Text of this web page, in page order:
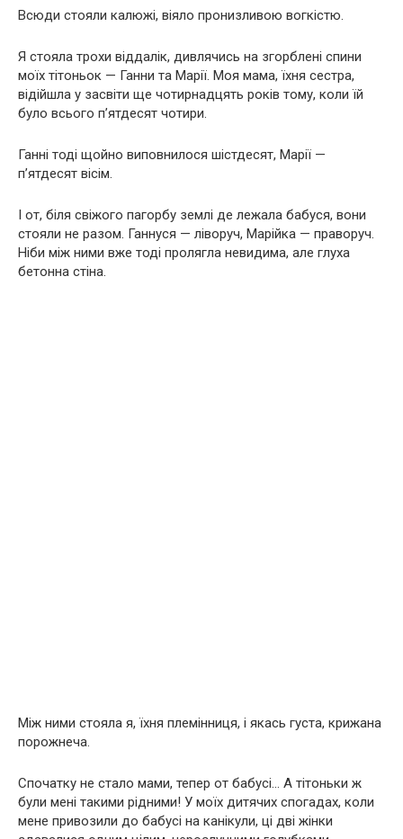
Всюди стояли калюжі, віяло пронизливою вогкістю.
Я стояла трохи віддалік, дивлячись на згорблені спини
моїх тітоньок — Ганни та Марії. Моя мама, їхня сестра,
відійшла у засвіти ще чотирнадцять років тому, коли їй
було всього п’ятдесят чотири.
Ганні тоді щойно виповнилося шістдесят, Марії —
п’ятдесят вісім.
І от, біля свіжого пагорбу землі де лежала бабуся, вони
стояли не разом. Ганнуся — ліворуч, Марійка — праворуч.
Ніби між ними вже тоді пролягла невидима, але глуха
бетонна стіна.
Між ними стояла я, їхня племінниця, і якась густа, крижана
порожнеча.
Спочатку не стало мами, тепер от бабусі… А тітоньки ж
були мені такими рідними! У моїх дитячих спогадах, коли
мене привозили до бабусі на канікули, ці дві жінки